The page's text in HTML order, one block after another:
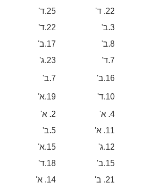
22. ד' 25.ד'
3.ב' 22.ד'
8.ב' 17.ב'
7.ד' 23.ג'
16.ב' 7.ב'
10.ד' 19.א'
4. א' 2. א'
11. א' 5.ב'
12.ג' 15.א'
15.ב' 18.ד'
21. ב' 14. א'